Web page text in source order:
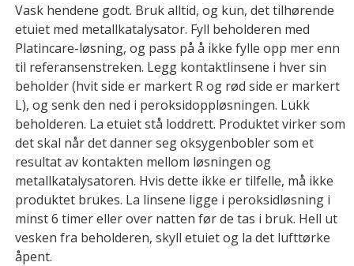
Vask hendene godt. Bruk alltid, og kun, det tilhørende
etuiet med metallkatalysator. Fyll beholderen med
Platincare-løsning, og pass på å ikke fylle opp mer enn
til referansenstreken. Legg kontaktlinsene i hver sin
beholder (hvit side er markert R og rød side er markert
L), og senk den ned i peroksidoppløsningen. Lukk
beholderen. La etuiet stå loddrett. Produktet virker som
det skal når det danner seg oksygenbobler som et
resultat av kontakten mellom løsningen og
metallkatalysatoren. Hvis dette ikke er tilfelle, må ikke
produktet brukes. La linsene ligge i peroksidløsning i
minst 6 timer eller over natten før de tas i bruk. Hell ut
vesken fra beholderen, skyll etuiet og la det lufttørke
åpent.